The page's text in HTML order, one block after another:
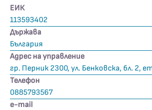
ЕИК
113593402
Държава
България
Адрес на управление
гр. Перник 2300, ул. Бенковска, бл. 2,
Телефон
0885793567
е-mail